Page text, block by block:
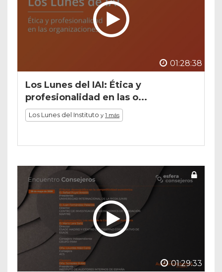
01:28:38
Los Lunes del IAI: Ética y
profesionalidad en las o...
Los Lunes del Instituto y 1 más
01:29:33